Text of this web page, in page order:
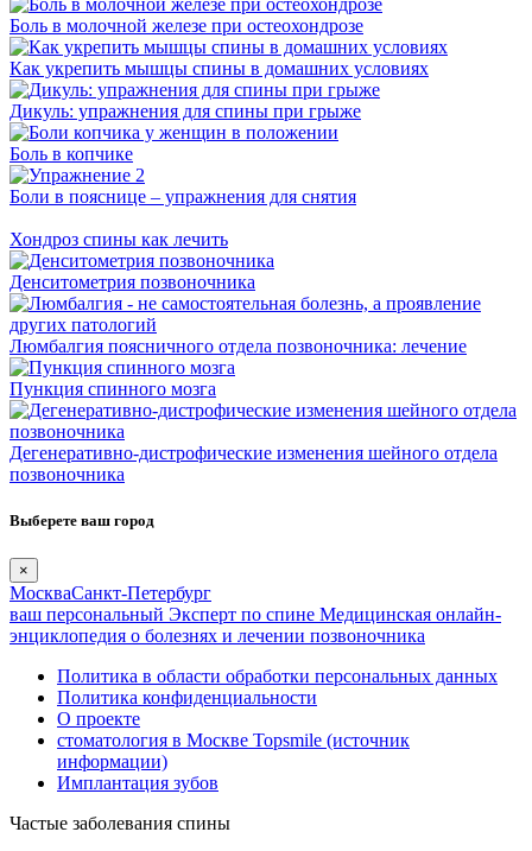
Боль в молочной железе при остеохондрозе
Как укрепить мышцы спины в домашних условиях
Дикуль: упражнения для спины при грыже
Боль в копчике
Боли в пояснице – упражнения для снятия
Хондроз спины как лечить
Денситометрия позвоночника
Люмбалгия поясничного отдела позвоночника: лечение
Пункция спинного мозга
Дегенеративно-дистрофические изменения шейного отдела
позвоночника
Выберете ваш город
×
МоскваСанкт-Петербург
ваш персональный Эксперт по спине Медицинская онлайн-
энциклопедия о болезнях и лечении позвоночника
Политика в области обработки персональных данных
Политика конфиденциальности
О проекте
стоматология в Москве Topsmile (источник
информации)
Имплантация зубов
Частые заболевания спины